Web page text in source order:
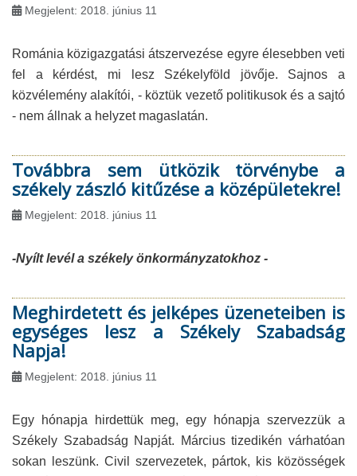
Megjelent: 2018. június 11
Románia közigazgatási átszervezése egyre élesebben veti
fel a kérdést, mi lesz Székelyföld jövője. Sajnos a
közvélemény alakítói, - köztük vezető politikusok és a sajtó
- nem állnak a helyzet magaslatán.
Továbbra sem ütközik törvénybe a
székely zászló kitűzése a középületekre!
Megjelent: 2018. június 11
-Nyílt levél a székely önkormányzatokhoz -
Meghirdetett és jelképes üzeneteiben is
egységes lesz a Székely Szabadság
Napja!
Megjelent: 2018. június 11
Egy hónapja hirdettük meg, egy hónapja szervezzük a
Székely Szabadság Napját. Március tizedikén várhatóan
sokan leszünk. Civil szervezetek, pártok, kis közösségek